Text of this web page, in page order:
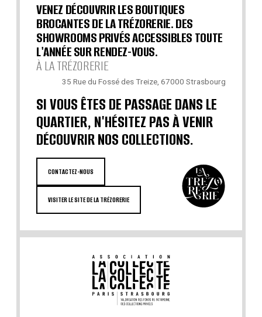
VENEZ DÉCOUVRIR LES BOUTIQUES
BROCANTES DE LA TRÉZORERIE. DES
SHOWROOMS PRIVÉS ACCESSIBLES TOUTE
L'ANNÉE SUR RENDEZ-VOUS.
À LA TRÉZORERIE
35 Rue du Fossé des Treize, 67000 Strasbourg
SI VOUS ÊTES DE PASSAGE DANS LE
QUARTIER, N'HÉSITEZ PAS À VENIR
DÉCOUVRIR NOS COLLECTIONS.
CONTACTEZ-NOUS
VISITER LE SITE DE LA TRÉZORERIE